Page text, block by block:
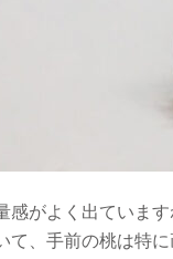
感がよく出ていま
て、手前の桃は特